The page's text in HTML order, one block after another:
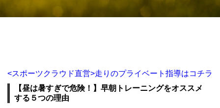
<スポーツクラウド直営>走りのプライベート指導はコチラ
【昼は暑すぎで危険！】早朝トレーニングをオススメ
する５つの理由